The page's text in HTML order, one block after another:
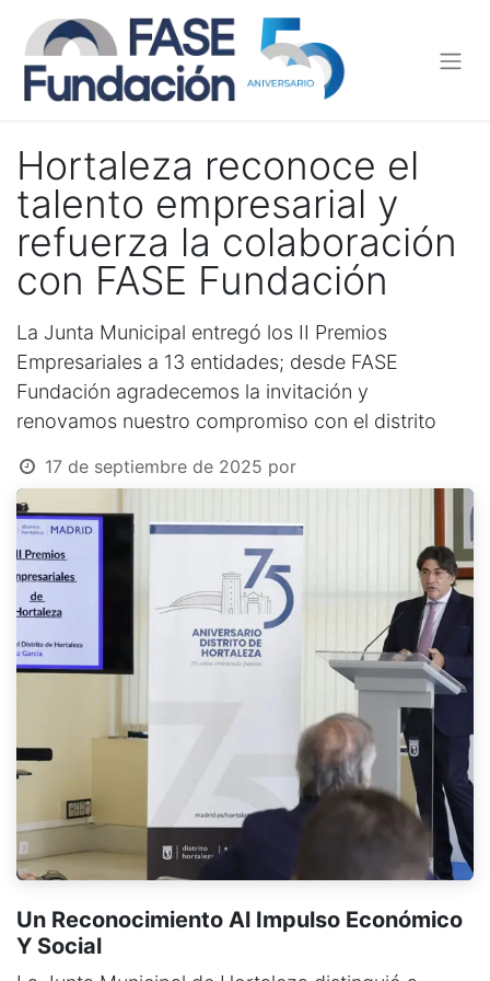
Hortaleza reconoce el
talento empresarial y
refuerza la colaboración
con FASE Fundación
La Junta Municipal entregó los II Premios
Empresariales a 13 entidades; desde FASE
Fundación agradecemos la invitación y
renovamos nuestro compromiso con el distrito
17 de septiembre de 2025 por
Un Reconocimiento Al Impulso Económico
Y Social